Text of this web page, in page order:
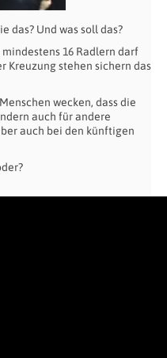
das? Und was soll das?
16 Radlern darf
Kreuzung stehen sichern das
wecken, dass die
auch für andere
auch bei den künftigen